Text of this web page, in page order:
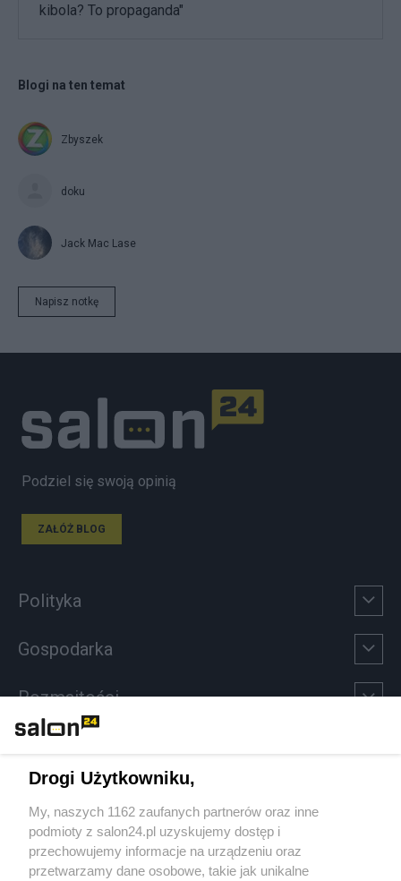
kibola? To propaganda"
Blogi na ten temat
Zbyszek
doku
Jack Mac Lase
Napisz notkę
Podziel się swoją opinią
ZAŁÓŻ BLOG
Polityka
Gospodarka
Rozmaitości
Sport
Społeczeństwo
Drogi Użytkowniku,
My, naszych 1162 zaufanych partnerów oraz inne
podmioty z salon24.pl uzyskujemy dostęp i
przechowujemy informacje na urządzeniu oraz
przetwarzamy dane osobowe, takie jak unikalne